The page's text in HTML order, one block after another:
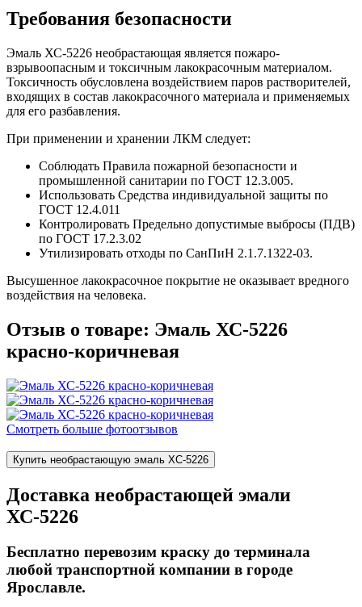
Требования безопасности
Эмаль ХС-5226 необрастающая является пожаро-
взрывоопасным и токсичным лакокрасочным материалом.
Токсичность обусловлена воздействием паров растворителей,
входящих в состав лакокрасочного материала и применяемых
для его разбавления.
При применении и хранении ЛКМ следует:
Соблюдать Правила пожарной безопасности и
промышленной санитарии по ГОСТ 12.3.005.
Использовать Средства индивидуальной защиты по
ГОСТ 12.4.011
Контролировать Предельно допустимые выбросы (ПДВ)
по ГОСТ 17.2.3.02
Утилизировать отходы по СанПиН 2.1.7.1322-03.
Высушенное лакокрасочное покрытие не оказывает вредного
воздействия на человека.
Отзыв о товаре: Эмаль ХС-5226
красно-коричневая
Смотреть больше фотоотзывов
Купить необрастающую эмаль ХС-5226
Доставка необрастающей эмали
ХС-5226
Бесплатно перевозим краску до терминала
любой транспортной компании в городе
Ярославле.